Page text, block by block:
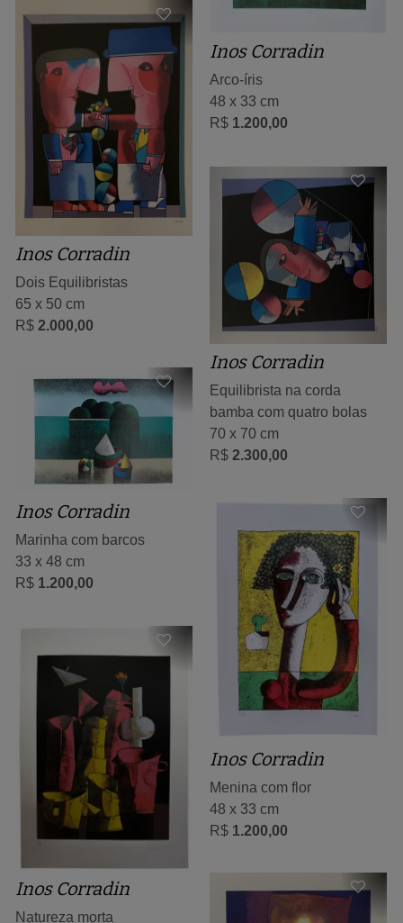
Inos Corradin
Arco-íris
48 x 33 cm
R$ 1.200,00
Inos Corradin
Dois Equilibristas
65 x 50 cm
R$ 2.000,00
Inos Corradin
Equilibrista na corda
bamba com quatro bolas
70 x 70 cm
R$ 2.300,00
Inos Corradin
Marinha com barcos
33 x 48 cm
R$ 1.200,00
Inos Corradin
Menina com flor
48 x 33 cm
R$ 1.200,00
Inos Corradin
Natureza morta